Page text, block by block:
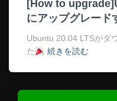
[How to
にアップグレード
Ubuntu 20.04 LTSがダ
た
続きを読む